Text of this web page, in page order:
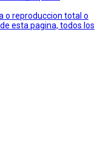
o reproduccion total o
esta pagina, todos los